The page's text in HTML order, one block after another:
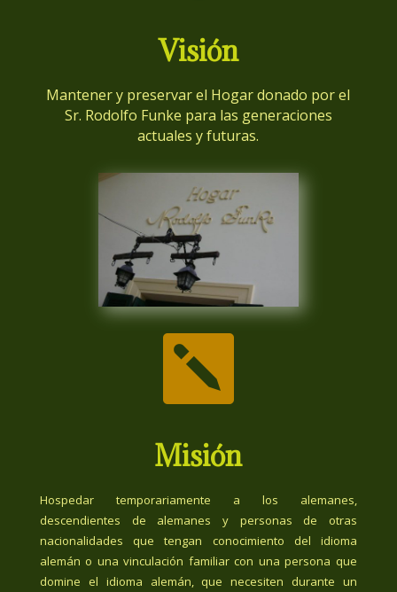
Visión
Mantener y preservar el Hogar donado por el
Sr. Rodolfo Funke para las generaciones
actuales y futuras.

Misión
Hospedar temporariamente a los alemanes,
descendientes de alemanes y personas de otras
nacionalidades que tengan conocimiento del idioma
alemán o una vinculación familiar con una persona que
domine el idioma alemán, que necesiten durante un